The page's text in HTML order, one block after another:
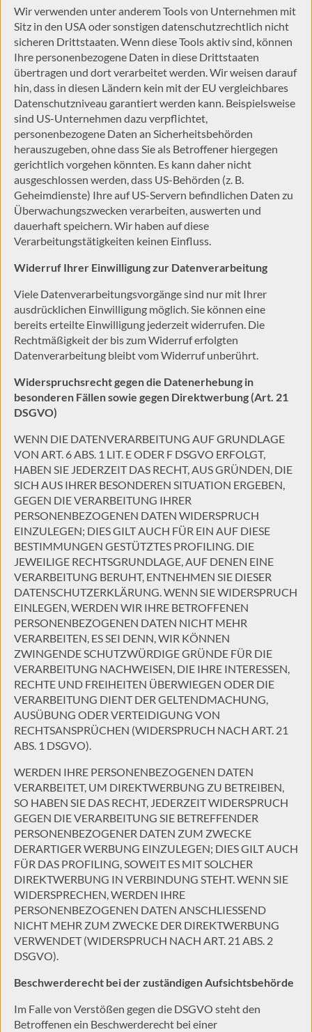
Wir verwenden unter anderem Tools von Unternehmen mit
Sitz in den USA oder sonstigen datenschutzrechtlich nicht
sicheren Drittstaaten. Wenn diese Tools aktiv sind, können
Ihre personenbezogene Daten in diese Drittstaaten
übertragen und dort verarbeitet werden. Wir weisen darauf
hin, dass in diesen Ländern kein mit der EU vergleichbares
Datenschutzniveau garantiert werden kann. Beispielsweise
sind US-Unternehmen dazu verpflichtet,
personenbezogene Daten an Sicherheitsbehörden
herauszugeben, ohne dass Sie als Betroffener hiergegen
gerichtlich vorgehen könnten. Es kann daher nicht
ausgeschlossen werden, dass US-Behörden (z. B.
Geheimdienste) Ihre auf US-Servern befindlichen Daten zu
Überwachungszwecken verarbeiten, auswerten und
dauerhaft speichern. Wir haben auf diese
Verarbeitungstätigkeiten keinen Einfluss.
Widerruf Ihrer Einwilligung zur Datenverarbeitung
Viele Datenverarbeitungsvorgänge sind nur mit Ihrer
ausdrücklichen Einwilligung möglich. Sie können eine
bereits erteilte Einwilligung jederzeit widerrufen. Die
Rechtmäßigkeit der bis zum Widerruf erfolgten
Datenverarbeitung bleibt vom Widerruf unberührt.
Widerspruchsrecht gegen die Datenerhebung in
besonderen Fällen sowie gegen Direktwerbung (Art. 21
DSGVO)
WENN DIE DATENVERARBEITUNG AUF GRUNDLAGE
VON ART. 6 ABS. 1 LIT. E ODER F DSGVO ERFOLGT,
HABEN SIE JEDERZEIT DAS RECHT, AUS GRÜNDEN, DIE
SICH AUS IHRER BESONDEREN SITUATION ERGEBEN,
GEGEN DIE VERARBEITUNG IHRER
PERSONENBEZOGENEN DATEN WIDERSPRUCH
EINZULEGEN; DIES GILT AUCH FÜR EIN AUF DIESE
BESTIMMUNGEN GESTÜTZTES PROFILING. DIE
JEWEILIGE RECHTSGRUNDLAGE, AUF DENEN EINE
VERARBEITUNG BERUHT, ENTNEHMEN SIE DIESER
DATENSCHUTZERKLÄRUNG. WENN SIE WIDERSPRUCH
EINLEGEN, WERDEN WIR IHRE BETROFFENEN
PERSONENBEZOGENEN DATEN NICHT MEHR
VERARBEITEN, ES SEI DENN, WIR KÖNNEN
ZWINGENDE SCHUTZWÜRDIGE GRÜNDE FÜR DIE
VERARBEITUNG NACHWEISEN, DIE IHRE INTERESSEN,
RECHTE UND FREIHEITEN ÜBERWIEGEN ODER DIE
VERARBEITUNG DIENT DER GELTENDMACHUNG,
AUSÜBUNG ODER VERTEIDIGUNG VON
RECHTSANSPRÜCHEN (WIDERSPRUCH NACH ART. 21
ABS. 1 DSGVO).
WERDEN IHRE PERSONENBEZOGENEN DATEN
VERARBEITET, UM DIREKTWERBUNG ZU BETREIBEN,
SO HABEN SIE DAS RECHT, JEDERZEIT WIDERSPRUCH
GEGEN DIE VERARBEITUNG SIE BETREFFENDER
PERSONENBEZOGENER DATEN ZUM ZWECKE
DERARTIGER WERBUNG EINZULEGEN; DIES GILT AUCH
FÜR DAS PROFILING, SOWEIT ES MIT SOLCHER
DIREKTWERBUNG IN VERBINDUNG STEHT. WENN SIE
WIDERSPRECHEN, WERDEN IHRE
PERSONENBEZOGENEN DATEN ANSCHLIESSEND
NICHT MEHR ZUM ZWECKE DER DIREKTWERBUNG
VERWENDET (WIDERSPRUCH NACH ART. 21 ABS. 2
DSGVO).
Beschwerde­recht bei der zuständigen Aufsichts­behörde
Im Falle von Verstößen gegen die DSGVO steht den
Betroffenen ein Beschwerderecht bei einer